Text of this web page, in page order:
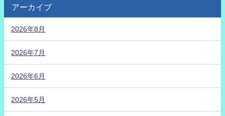
アーカイブ
2026年8月
2026年7月
2026年6月
2026年5月